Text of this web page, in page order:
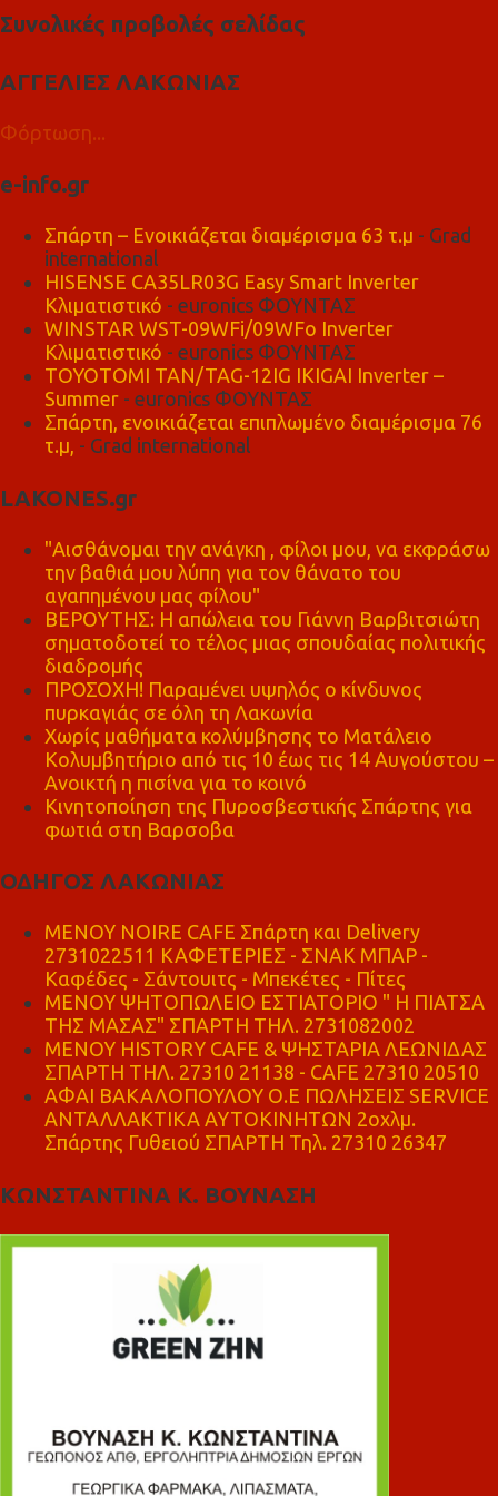
Συνολικές προβολές σελίδας
ΑΓΓΕΛΙΕΣ ΛΑΚΩΝΙΑΣ
Φόρτωση...
e-info.gr
Σπάρτη – Ενοικιάζεται διαμέρισμα 63 τ.μ - Grad
international
HISENSE CA35LR03G Easy Smart Inverter
Κλιματιστικό - euronics ΦΟΥΝΤΑΣ
WINSTAR WST-09WFi/09WFo Inverter
Κλιματιστικό - euronics ΦΟΥΝΤΑΣ
TOYOTOMI TAN/TAG-12IG IKIGAI Inverter –
Summer - euronics ΦΟΥΝΤΑΣ
Σπάρτη, ενοικιάζεται επιπλωμένο διαμέρισμα 76
τ.μ, - Grad international
LAKONES.gr
"Αισθάνομαι την ανάγκη , φίλοι μου, να εκφράσω
την βαθιά μου λύπη για τον θάνατο του
αγαπημένου μας φίλου"
ΒΕΡΟΥΤΗΣ: Η απώλεια του Γιάννη Βαρβιτσιώτη
σηματοδοτεί το τέλος μιας σπουδαίας πολιτικής
διαδρομής
ΠΡΟΣΟΧΗ! Παραμένει υψηλός ο κίνδυνος
πυρκαγιάς σε όλη τη Λακωνία
Χωρίς μαθήματα κολύμβησης το Ματάλειο
Κολυμβητήριο από τις 10 έως τις 14 Αυγούστου –
Ανοικτή η πισίνα για το κοινό
Κινητοποίηση της Πυροσβεστικής Σπάρτης για
φωτιά στη Βαρσοβα
ΟΔΗΓΟΣ ΛΑΚΩΝΙΑΣ
MENOY NOIRE CAFE Σπάρτη και Delivery
2731022511 ΚΑΦΕΤΕΡΙΕΣ - ΣΝΑΚ ΜΠΑΡ -
Καφέδες - Σάντουιτς - Μπεκέτες - Πίτες
ΜΕΝΟΥ ΨΗΤΟΠΩΛΕΙΟ ΕΣΤΙΑΤΟΡΙΟ " Η ΠΙΑΤΣΑ
ΤΗΣ ΜΑΣΑΣ" ΣΠΑΡΤΗ ΤΗΛ. 2731082002
ΜΕΝΟΥ HISTORY CAFE & ΨΗΣΤΑΡΙΑ ΛΕΩΝΙΔΑΣ
ΣΠΑΡΤΗ ΤΗΛ. 27310 21138 - CAFE 27310 20510
ΑΦΑΙ ΒΑΚΑΛΟΠΟΥΛΟΥ Ο.Ε ΠΩΛΗΣΕΙΣ SERVICE
ΑΝΤΑΛΛΑΚΤΙΚΑ ΑΥΤΟΚΙΝΗΤΩΝ 2οχλμ.
Σπάρτης Γυθειού ΣΠΑΡΤΗ Τηλ. 27310 26347
ΚΩΝΣΤΑΝΤΙΝΑ Κ. ΒΟΥΝΑΣΗ